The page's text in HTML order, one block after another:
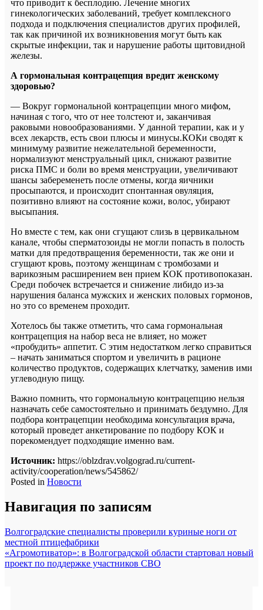
что приводит к бесплодию. Лечение многих
гинекологических заболеваний, требует комплексного
подхода и подключения специалистов других профилей,
так как причиной их возникновения могут быть как
скрытые инфекции, так и нарушение работы щитовидной
железы.
А гормональная контрацепция вредит женскому
здоровью?
— Вокруг гормональной контрацепции много мифом,
начиная с того, что от нее толстеют и, заканчивая
раковыми новообразованиями. У данной терапии, как и у
всех лекарств, есть свои плюсы и минусы.КОКи сводят к
минимуму развитие нежелательной беременности,
нормализуют менструальный цикл, снижают развитие
риска ПМС и боли во время менструации, увеличивают
шансы забеременеть после отмены, когда яичники
просыпаются, и происходит спонтанная овуляция,
позитивно влияют на состояние кожи, волос, убирают
высыпания.
Но вместе с тем, как они сгущают слизь в цервикальном
канале, чтобы сперматозоиды не могли попасть в полость
матки для предотвращения беременности, так же они и
сгущают кровь, поэтому женщинам с тромбозами и
варикозным расширением вен прием КОК противопоказан.
Среди побочек встречается и снижение либидо из-за
нарушения баланса мужских и женских половых гормонов,
но это со временем проходит.
Хотелось бы также отметить, что сама гормональная
контрацепция на набор веса не влияет, но может
«пробудить» аппетит. С этим недостатком легко справиться
– начать заниматься спортом и увеличить в рационе
количество продуктов, содержащих клетчатку, заменив ими
углеводную пищу.
Важно помнить, что гормональную контрацепцию нельзя
назначать себе самостоятельно и принимать бездумно. Для
подбора контрацепции необходима консультация врача,
который проведет анкетирование по подбору КОК и
порекомендует подходящие именно вам.
Источник: https://oblzdrav.volgograd.ru/current-
activity/cooperation/news/545862/
Posted in Новости
Навигация по записям
Волгоградские специалисты проверили куриные ноги от
местной птицефабрики
«Агромотиватор»: в Волгоградской области стартовал новый
проект по поддержке участников СВО